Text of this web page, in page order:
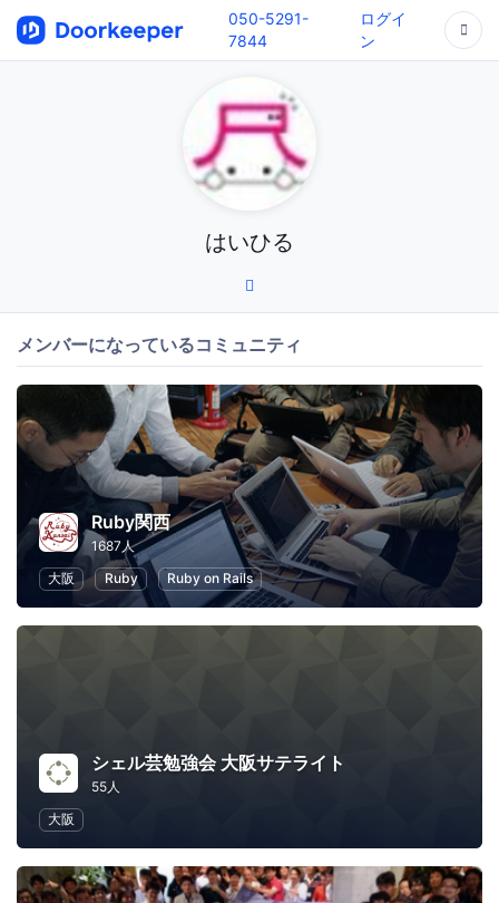
050-5291-
7844
ログイ
ン
はいひる
メンバーになっているコミュニティ
Ruby関西
1687人
大阪
Ruby Ruby on Rails
シェル芸勉強会 大阪サテライト
55人
大阪